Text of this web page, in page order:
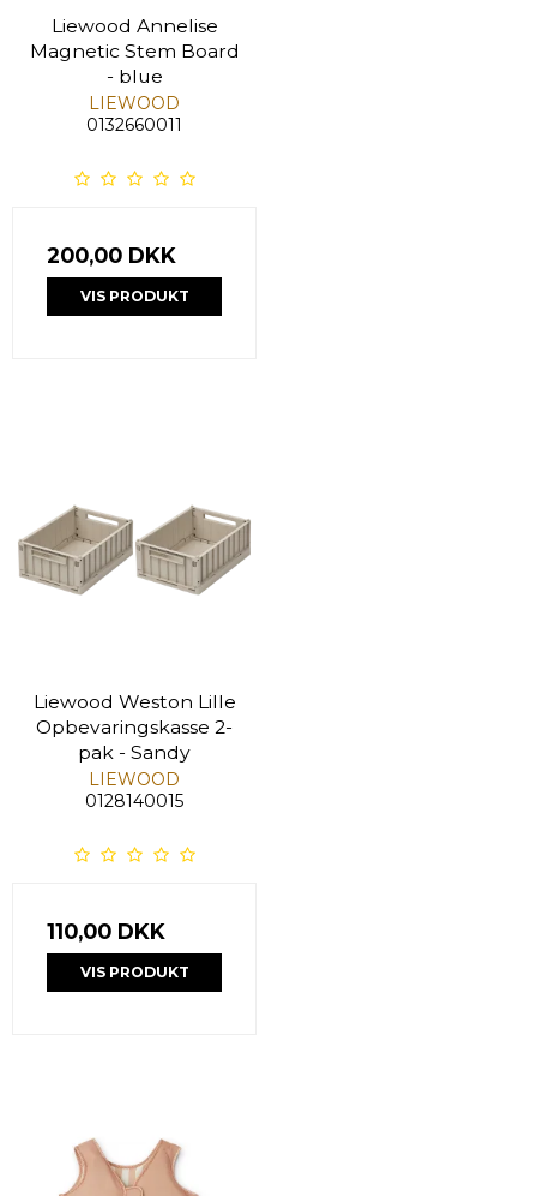
Liewood Annelise
Magnetic Stem Board
- blue
LIEWOOD
0132660011
200,00 DKK
VIS PRODUKT
Liewood Weston Lille
Opbevaringskasse 2-
pak - Sandy
LIEWOOD
0128140015
110,00 DKK
VIS PRODUKT